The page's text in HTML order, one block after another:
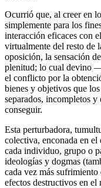
Ocurrió que, al creer en
simplemente para los
interacción eficaces con
virtualmente del resto de
oposición, la sensación
plenitud; lo cual devino
el conflicto por la
bienes y objetivos que
separados, incompletos
conseguir.
Esta perturbadora,
colectiva, enconada en
cada individuo, grupo o
ideologías y dogmas
cada vez más
efectos destructivos en el